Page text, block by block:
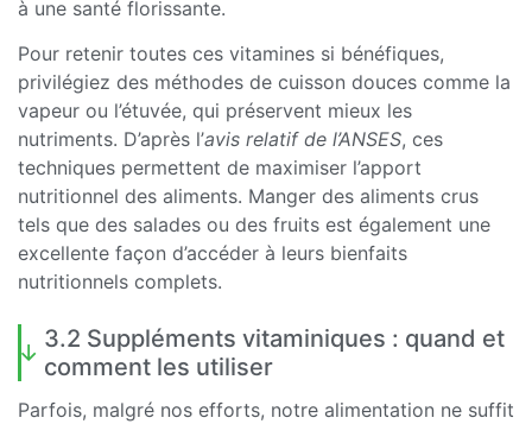
à une santé florissante.
Pour retenir toutes ces vitamines si bénéfiques,
privilégiez des méthodes de cuisson douces comme la
vapeur ou l’étuvée, qui préservent mieux les
nutriments. D’après l’avis relatif de l’ANSES, ces
techniques permettent de maximiser l’apport
nutritionnel des aliments. Manger des aliments crus
tels que des salades ou des fruits est également une
excellente façon d’accéder à leurs bienfaits
nutritionnels complets.
3.2 Suppléments vitaminiques : quand et
comment les utiliser
Parfois, malgré nos efforts, notre alimentation ne suffit